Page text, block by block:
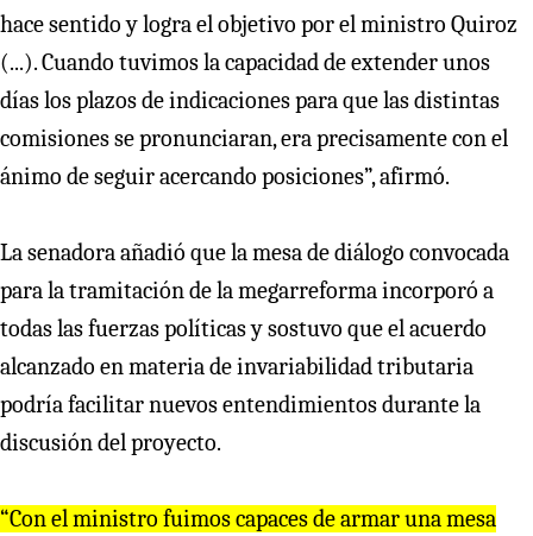
hace sentido y logra el objetivo por el ministro Quiroz
(...). Cuando tuvimos la capacidad de extender unos
días los plazos de indicaciones para que las distintas
comisiones se pronunciaran, era precisamente con el
ánimo de seguir acercando posiciones”, afirmó.
La senadora añadió que la mesa de diálogo convocada
para la tramitación de la megarreforma incorporó a
todas las fuerzas políticas y sostuvo que el acuerdo
alcanzado en materia de invariabilidad tributaria
podría facilitar nuevos entendimientos durante la
discusión del proyecto.
“Con el ministro fuimos capaces de armar una mesa